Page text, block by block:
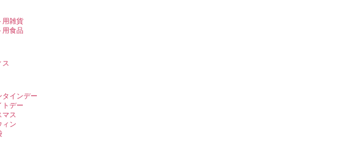
用雑貨
用食品
ス
タインデー
トデー
マス
ィン